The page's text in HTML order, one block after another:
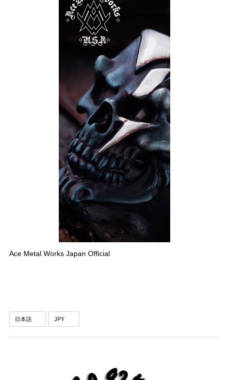
Ace Metal Works Japan Official